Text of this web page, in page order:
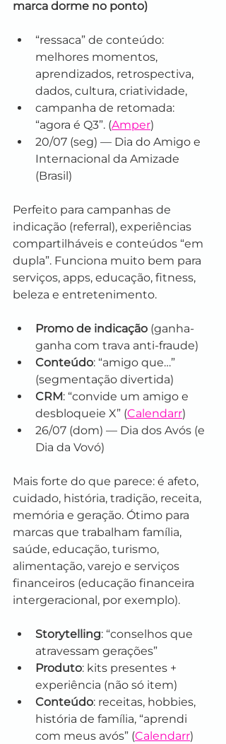
marca dorme no ponto)
“ressaca” de conteúdo:
melhores momentos,
aprendizados, retrospectiva,
dados, cultura, criatividade,
campanha de retomada:
“agora é Q3”. (Amper)
20/07 (seg) — Dia do Amigo e
Internacional da Amizade
(Brasil)
Perfeito para campanhas de
indicação (referral), experiências
compartilháveis e conteúdos “em
dupla”. Funciona muito bem para
serviços, apps, educação, fitness,
beleza e entretenimento.
Promo de indicação (ganha-
ganha com trava anti-fraude)
Conteúdo: “amigo que…”
(segmentação divertida)
CRM: “convide um amigo e
desbloqueie X” (Calendarr)
26/07 (dom) — Dia dos Avós (e
Dia da Vovó)
Mais forte do que parece: é afeto,
cuidado, história, tradição, receita,
memória e geração. Ótimo para
marcas que trabalham família,
saúde, educação, turismo,
alimentação, varejo e serviços
financeiros (educação financeira
intergeracional, por exemplo).
Storytelling: “conselhos que
atravessam gerações”
Produto: kits presentes +
experiência (não só item)
Conteúdo: receitas, hobbies,
história de família, “aprendi
com meus avós” (Calendarr)